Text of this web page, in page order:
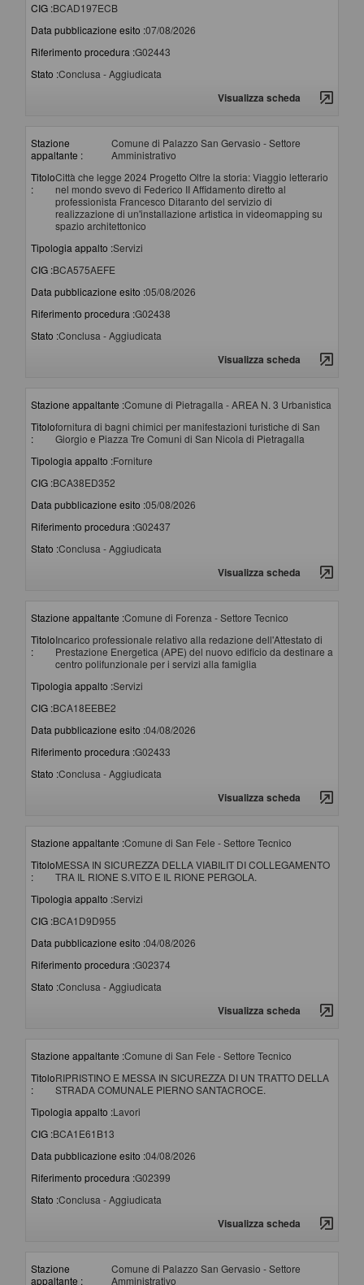
CIG :BCAD197ECB
Data pubblicazione esito :07/08/2026
Riferimento procedura :G02443
Stato :Conclusa - Aggiudicata
Visualizza scheda
Stazione
appaltante :
Comune di Palazzo San Gervasio - Settore
Amministrativo
Titolo
:
Città che legge 2024 Progetto Oltre la storia: Viaggio letterario
nel mondo svevo di Federico II Affidamento diretto al
professionista Francesco Ditaranto del servizio di
realizzazione di un'installazione artistica in videomapping su
spazio architettonico
Tipologia appalto :Servizi
CIG :BCA575AEFE
Data pubblicazione esito :05/08/2026
Riferimento procedura :G02438
Stato :Conclusa - Aggiudicata
Visualizza scheda
Stazione appaltante :Comune di Pietragalla - AREA N. 3 Urbanistica
Titolo
:
fornitura di bagni chimici per manifestazioni turistiche di San
Giorgio e Piazza Tre Comuni di San Nicola di Pietragalla
Tipologia appalto :Forniture
CIG :BCA38ED352
Data pubblicazione esito :05/08/2026
Riferimento procedura :G02437
Stato :Conclusa - Aggiudicata
Visualizza scheda
Stazione appaltante :Comune di Forenza - Settore Tecnico
Titolo
:
Incarico professionale relativo alla redazione dell'Attestato di
Prestazione Energetica (APE) del nuovo edificio da destinare a
centro polifunzionale per i servizi alla famiglia
Tipologia appalto :Servizi
CIG :BCA18EEBE2
Data pubblicazione esito :04/08/2026
Riferimento procedura :G02433
Stato :Conclusa - Aggiudicata
Visualizza scheda
Stazione appaltante :Comune di San Fele - Settore Tecnico
Titolo
:
MESSA IN SICUREZZA DELLA VIABILIT DI COLLEGAMENTO
TRA IL RIONE S.VITO E IL RIONE PERGOLA.
Tipologia appalto :Servizi
CIG :BCA1D9D955
Data pubblicazione esito :04/08/2026
Riferimento procedura :G02374
Stato :Conclusa - Aggiudicata
Visualizza scheda
Stazione appaltante :Comune di San Fele - Settore Tecnico
Titolo
:
RIPRISTINO E MESSA IN SICUREZZA DI UN TRATTO DELLA
STRADA COMUNALE PIERNO SANTACROCE.
Tipologia appalto :Lavori
CIG :BCA1E61B13
Data pubblicazione esito :04/08/2026
Riferimento procedura :G02399
Stato :Conclusa - Aggiudicata
Visualizza scheda
Stazione
appaltante :
Comune di Palazzo San Gervasio - Settore
Amministrativo